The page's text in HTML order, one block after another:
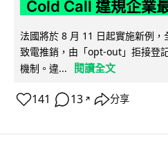
Cold Call 違規企業
法國將於 8 月 11 日起實施新例
致電推銷，由「opt-out」拒接登
機制。違...
閱讀全文
141 13 ↗ 分享